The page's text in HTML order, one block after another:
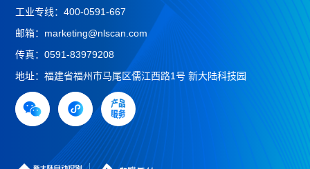
工业专线：400-0591-667
邮箱： marketing@nlscan.com
传真：0591-83979208
地址：福建省福州市马尾区儒江西路1号 新大陆科技园